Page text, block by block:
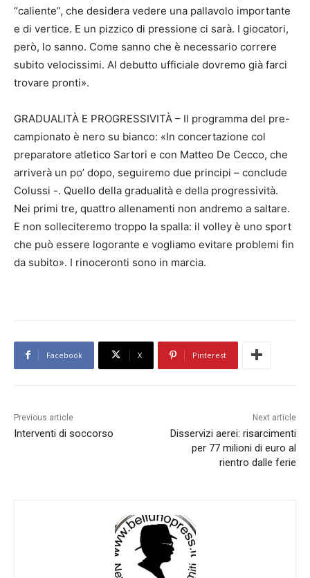
“caliente”, che desidera vedere una pallavolo importante
e di vertice. E un pizzico di pressione ci sarà. I giocatori,
però, lo sanno. Come sanno che è necessario correre
subito velocissimi. Al debutto ufficiale dovremo già farci
trovare pronti».
GRADUALITÀ E PROGRESSIVITÀ – Il programma del pre-
campionato è nero su bianco: «In concertazione col
preparatore atletico Sartori e con Matteo De Cecco, che
arriverà un po’ dopo, seguiremo due principi – conclude
Colussi -. Quello della gradualità e della progressività.
Nei primi tre, quattro allenamenti non andremo a saltare.
E non solleciteremo troppo la spalla: il volley è uno sport
che può essere logorante e vogliamo evitare problemi fin
da subito». I rinoceronti sono in marcia.
Facebook X Pinterest
Previous article
Interventi di soccorso
Next article
Disservizi aerei: risarcimenti
per 77 milioni di euro al
rientro dalle ferie